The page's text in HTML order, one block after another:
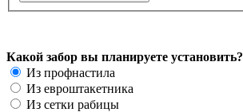
Какой забор вы планируете установить?
Из профнастила
Из евроштакетника
Из сетки рабицы